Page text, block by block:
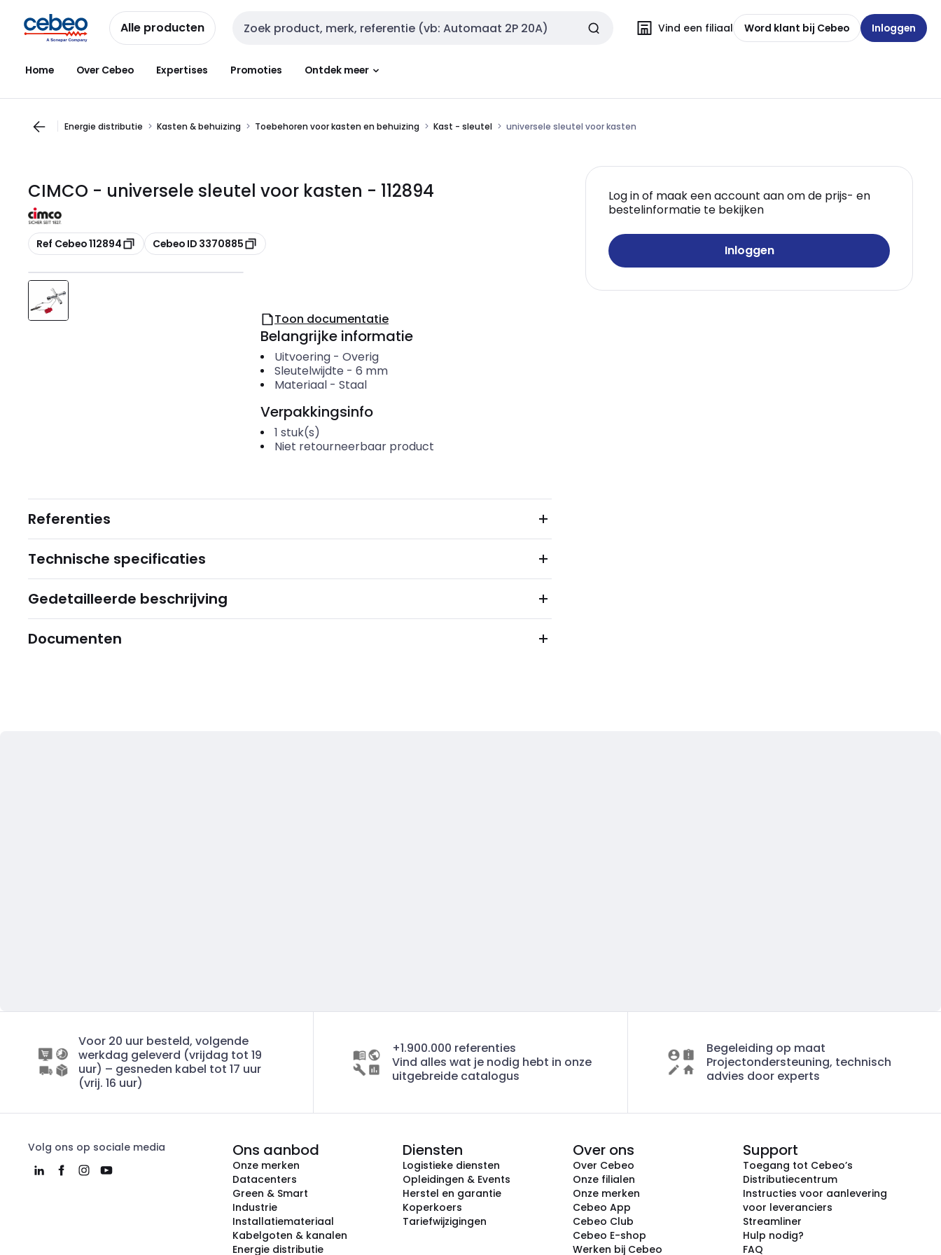
naar
navigatie
naar
inhoud
Alle producten Zoekveld invoer Vind een filiaal Word klant bij Cebeo Inloggen
Home Over Cebeo Expertises Promoties Ontdek meer
Energie distributie Kasten & behuizing Toebehoren voor kasten en behuizing Kast - sleutel universele sleutel voor kasten
CIMCO - universele sleutel voor kasten - 112894
Kopiëren
Ref Cebeo 112894 Kopiëren
Cebeo ID 3370885
Log in of maak een account aan om de prijs- en
bestelinformatie te bekijken
Inloggen
Toon documentatie
Belangrijke informatie
Uitvoering- Overig
Sleutelwijdte - 6 mm
Materiaal- Staal
Verpakkingsinfo
1 stuk(s)
Niet retourneerbaar product
Referenties
Technische specificaties
Gedetailleerde beschrijving
Documenten
Voor 20 uur besteld, volgende
werkdag geleverd (vrijdag tot 19
uur) – gesneden kabel tot 17 uur
(vrij. 16 uur)
+1.900.000 referenties
Vind alles wat je nodig hebt in onze
uitgebreide catalogus
Begeleiding op maat
Projectondersteuning, technisch
advies door experts
Volg ons op sociale media Ons aanbod
Onze merken
Datacenters
Green & Smart
Industrie
Installatiemateriaal
Kabelgoten & kanalen
Energie distributie
Diensten
Logistieke diensten
Opleidingen & Events
Herstel en garantie
Koperkoers
Tariefwijzigingen
Over ons
Over Cebeo
Onze filialen
Onze merken
Cebeo App
Cebeo Club
Cebeo E-shop
Werken bij Cebeo
Support
Toegang tot Cebeo’s
Distributiecentrum
Instructies voor aanlevering
voor leveranciers
Streamliner
Hulp nodig?
FAQ